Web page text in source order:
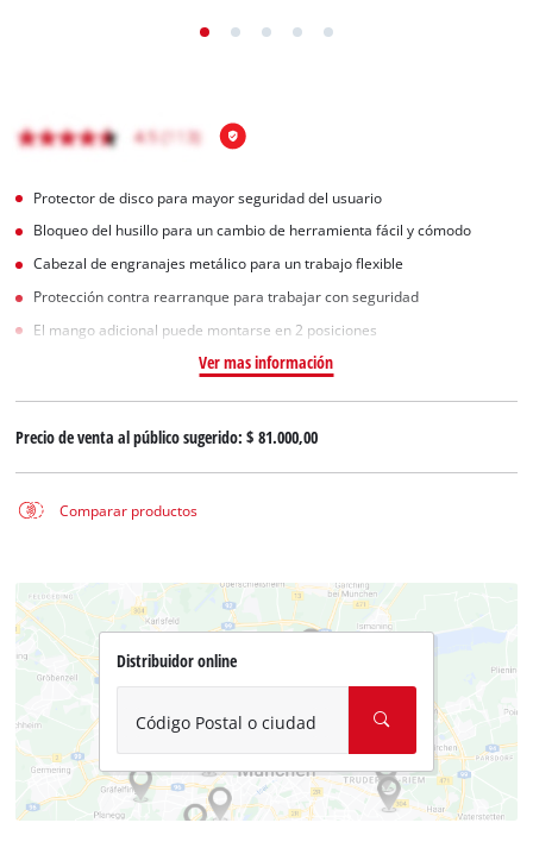
Protector de disco para mayor seguridad del usuario
Bloqueo del husillo para un cambio de herramienta fácil y cómodo
Cabezal de engranajes metálico para un trabajo flexible
Protección contra rearranque para trabajar con seguridad
El mango adicional puede montarse en 2 posiciones
Ver mas información
Precio de venta al público sugerido:$ 81.000,00
Comparar productos
Distribuidor online
Código Postal o ciudad